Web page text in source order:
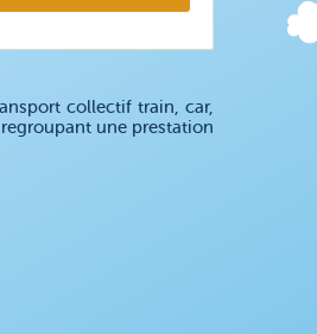
collectif train, car,
une prestation